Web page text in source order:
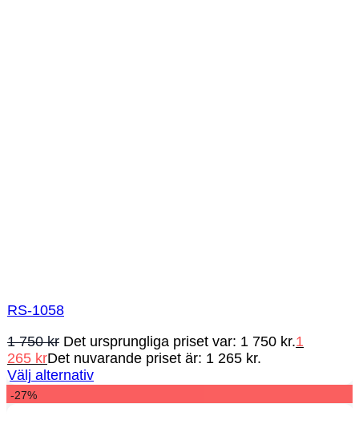
RS-1058
1 750kr Det ursprungliga priset var: 1 750 kr.1
265 krDet nuvarande priset är: 1 265 kr.
Välj alternativ
-27%